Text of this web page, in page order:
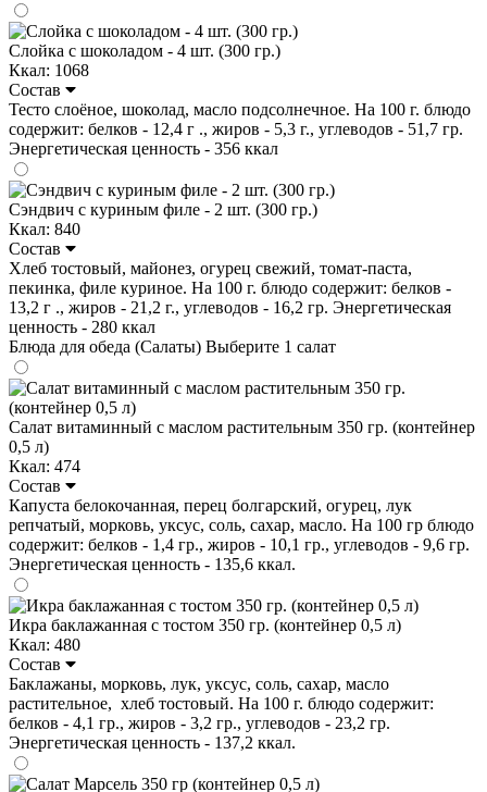
Слойка с шоколадом - 4 шт. (300 гр.)
Ккал: 1068
Состав
Тесто слоёное, шоколад, масло подсолнечное. На 100 г. блюдо
содержит: белков - 12,4 г ., жиров - 5,3 г., углеводов - 51,7 гр.
Энергетическая ценность - 356 ккал
Сэндвич с куриным филе - 2 шт. (300 гр.)
Ккал: 840
Состав
Хлеб тостовый, майонез, огурец свежий, томат-паста,
пекинка, филе куриное. На 100 г. блюдо содержит: белков -
13,2 г ., жиров - 21,2 г., углеводов - 16,2 гр. Энергетическая
ценность - 280 ккал
Блюда для обеда (Салаты) Выберите 1 салат
Салат витаминный с маслом растительным 350 гр. (контейнер
0,5 л)
Ккал: 474
Состав
Капуста белокочанная, перец болгарский, огурец, лук
репчатый, морковь, уксус, соль, сахар, масло. На 100 гр блюдо
содержит: белков - 1,4 гр., жиров - 10,1 гр., углеводов - 9,6 гр.
Энергетическая ценность - 135,6 ккал.
Икра баклажанная с тостом 350 гр. (контейнер 0,5 л)
Ккал: 480
Состав
Баклажаны, морковь, лук, уксус, соль, сахар, масло
растительное, хлеб тостовый. На 100 г. блюдо содержит:
белков - 4,1 гр., жиров - 3,2 гр., углеводов - 23,2 гр.
Энергетическая ценность - 137,2 ккал.